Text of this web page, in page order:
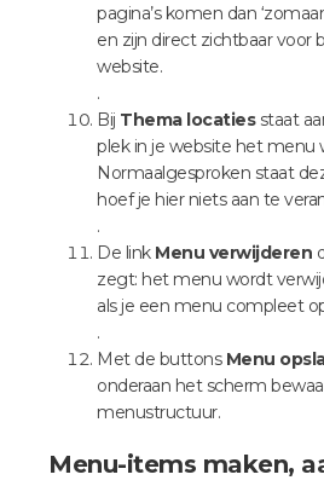
pagina’s komen dan
en zijn direct zichtbaar voor
website.
.
Bij Thema locatiesstaat
plek in je website het menu
Normaalgesproken staat
hoef je hier niets aan te
.
De link Menu verwijderen
zegt: het menu wordt
als je een menu compleet
.
Met de buttons Menu
onderaan het scherm
menustructuur.
Menu-items maken,